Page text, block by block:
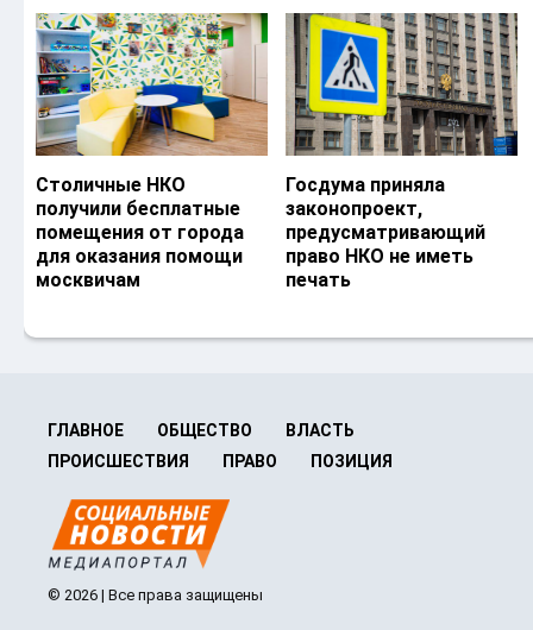
Столичные НКО
получили бесплатные
помещения от города
для оказания помощи
москвичам
Госдума приняла
законопроект,
предусматривающий
право НКО не иметь
печать
ГЛАВНОЕ ОБЩЕСТВО
ВЛАСТЬ
ПРОИСШЕСТВИЯ
ПРАВО ПОЗИЦИЯ
© 2026 | Все права защищены